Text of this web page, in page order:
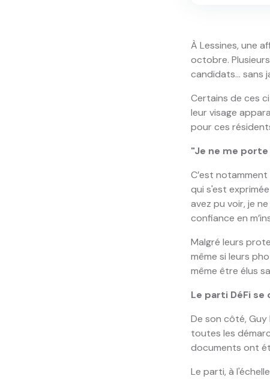
À Lessines, une
octobre.
candidats… sans
Certains de ces
leur visage
pour ces
"Je ne me
C’est
qui s'est
avez pu voir, je
confiance en
Malgré leurs
même si leurs
même être élus
Le parti DéFi se
De son côté, Guy
toutes les
documents ont
Le parti, à